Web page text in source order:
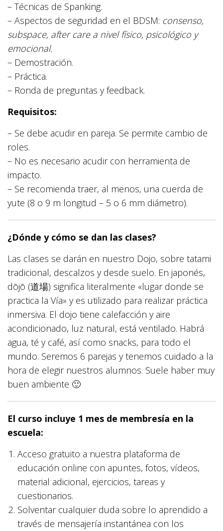
– Técnicas de Spanking.
– Aspectos de seguridad en el BDSM: consenso,
subspace, after care a nivel físico, psicológico y
emocional.
– Demostración.
– Práctica.
– Ronda de preguntas y feedback.
Requisitos:
– Se debe acudir en pareja. Se permite cambio de
roles.
– No es necesario acudir con herramienta de
impacto.
– Se recomienda traer, al menos, una cuerda de
yute (8 o 9 m longitud – 5 o 6 mm diámetro).
¿Dónde y cómo se dan las clases?
Las clases se darán en nuestro Dojo, sobre tatami
tradicional, descalzos y desde suelo. En japonés,
dōjō (道場) significa literalmente «lugar donde se
practica la Vía» y es utilizado para realizar práctica
inmersiva. El dojo tiene calefacción y aire
acondicionado, luz natural, está ventilado. Habrá
agua, té y café, así como snacks, para todo el
mundo. Seremos 6 parejas y tenemos cuidado a la
hora de elegir nuestros alumnos. Suele haber muy
buen ambiente 🙂
El curso incluye 1 mes de membresía en la
escuela:
Acceso gratuito a nuestra plataforma de
educación online con apuntes, fotos, vídeos,
material adicional, ejercicios, tareas y
cuestionarios.
Solventar cualquier duda sobre lo aprendido a
través de mensajería instantánea con los